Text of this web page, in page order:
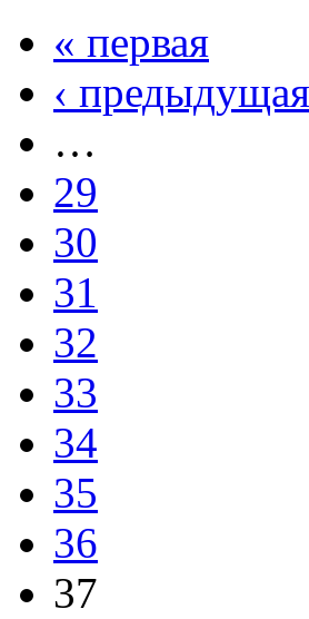
« первая
‹ предыдущая
…
29
30
31
32
33
34
35
36
37